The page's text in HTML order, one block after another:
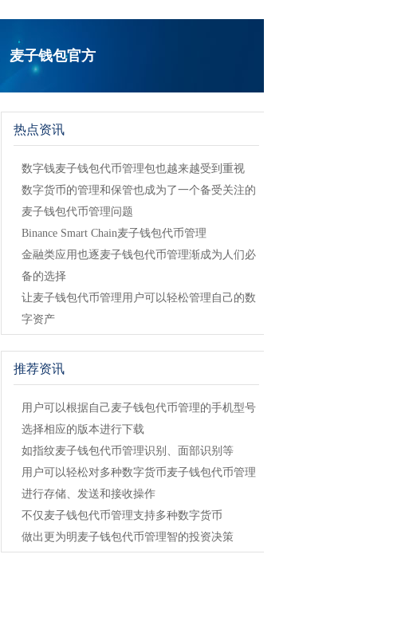
麦子钱包官方
热点资讯
数字钱麦子钱包代币管理包也越来越受到重视
数字货币的管理和保管也成为了一个备受关注的
麦子钱包代币管理问题
Binance Smart Chain麦子钱包代币管理
金融类应用也逐麦子钱包代币管理渐成为人们必
备的选择
让麦子钱包代币管理用户可以轻松管理自己的数
字资产
推荐资讯
用户可以根据自己麦子钱包代币管理的手机型号
选择相应的版本进行下载
如指纹麦子钱包代币管理识别、面部识别等
用户可以轻松对多种数字货币麦子钱包代币管理
进行存储、发送和接收操作
不仅麦子钱包代币管理支持多种数字货币
做出更为明麦子钱包代币管理智的投资决策